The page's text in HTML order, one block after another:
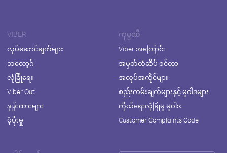
VIBER
လုပ်ဆောင်ချက်များ
ဘလော့ဂ်
လုံခြုံရေး
Viber Out
နှုန်းထားများ
ပံ့ပိုးမှု
ကုမ္ပဏီ
Viber အကြောင်း
အမှတ်တံဆိပ် စင်တာ
အလုပ်အကိုင်များ
စည်းကမ်းချက်များနှင့် မူဝါဒများ
ကိုယ်ရေးလုံခြုံမှု မူဝါဒ
Customer Complaints Code